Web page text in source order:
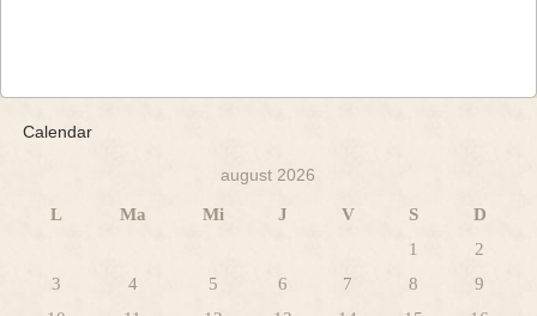
Calendar
august 2026
L Ma Mi J V S
D
1
2
3
4 5 6 7 8
9